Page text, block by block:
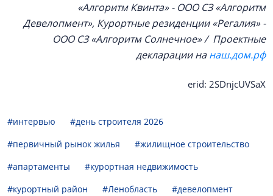
«Алгоритм Квинта» - ООО СЗ «Алгоритм
Девелопмент», Курортные резиденции «Регалия» -
ООО СЗ «Алгоритм Солнечное» / Проектные
декларации нанаш.дом.рф
erid: 2SDnjcUVSaX
#интервью
#день строителя 2026
#первичный рынок жилья
#жилищное строительство
#апартаменты
#курортная недвижимость
#курортный район
#Ленобласть #девелопмент